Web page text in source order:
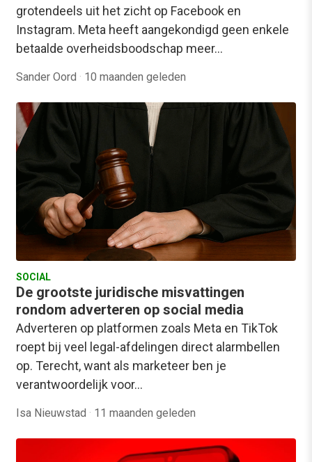
grotendeels uit het zicht op Facebook en
Instagram. Meta heeft aangekondigd geen enkele
betaalde overheidsboodschap meer…
Sander Oord · 10 maanden geleden
SOCIAL
De grootste juridische misvattingen
rondom adverteren op social media
Adverteren op platformen zoals Meta en TikTok
roept bij veel legal-afdelingen direct alarmbellen
op. Terecht, want als marketeer ben je
verantwoordelijk voor…
Isa Nieuwstad · 11 maanden geleden